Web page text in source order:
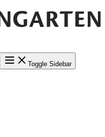
Toggle Sidebar